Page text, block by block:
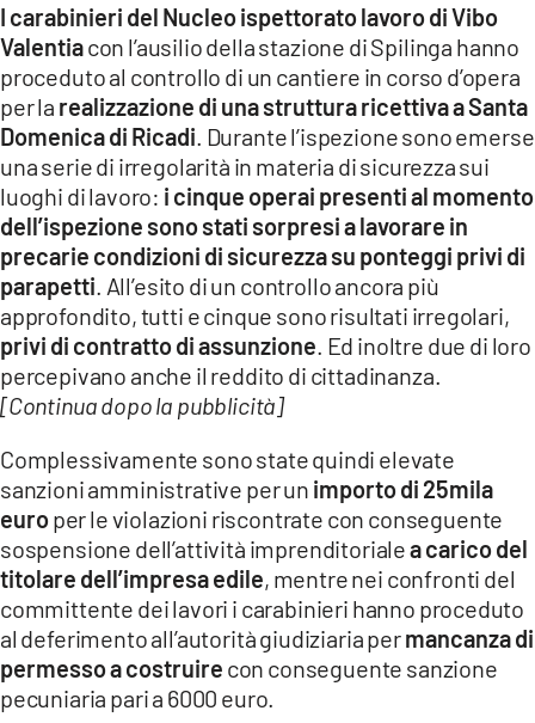
Network
LACPLAY.IT
LACTV.IT
LACONAIR.IT
LACITYMAG.IT
ILREGGINO.IT
COSENZACHANNEL.IT
ILVIBONESE.IT
CATANZAROCHANNEL.IT
LACAPITALENEWS.IT
ANDROID
APPLE
I carabinieri del Nucleo ispettorato lavoro di Vibo
Valentiacon l’ausilio della stazione di Spilinga hanno
proceduto al controllo di un cantiere in corso d’opera
per la realizzazione di una struttura ricettiva a Santa
Domenica di Ricadi . Durante l’ispezione sono emerse
una serie di irregolarità in materia di sicurezza sui
luoghi di lavoro: i cinque operai presenti al momento
dell’ispezione sono stati sorpresi a lavorare in
precarie condizioni di sicurezza su ponteggi privi di
parapetti . All’esito di un controllo ancora più
approfondito, tutti e cinque sono risultati irregolari,
privi di contratto di assunzione . Ed inoltre due di loro
percepivano anche il reddito di cittadinanza.
[Continua dopo la pubblicità]
Complessivamente sono state quindi elevate
sanzioni amministrative per un importo di 25mila
europer le violazioni riscontrate con conseguente
sospensione dell’attività imprenditorialea carico del
titolare dell’impresa edile, mentre nei confronti del
committente dei lavori i carabinieri hanno proceduto
al deferimento all’autorità giudiziaria permancanza di
permesso a costruire con conseguente sanzione
pecuniaria pari a 6000 euro.